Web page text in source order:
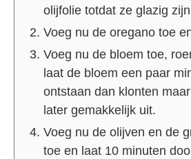
olijfolie totdat ze glazig
Voeg nu de oregano toe
Voeg nu de bloem toe,
laat de bloem een paar
ontstaan dan klonten
later gemakkelijk uit.
Voeg nu de olijven en de
toe en laat 10 minuten